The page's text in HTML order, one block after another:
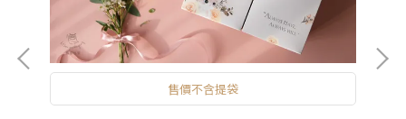
售價不含提袋